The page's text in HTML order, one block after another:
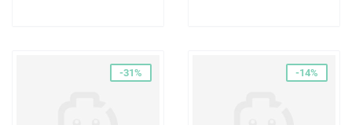
-31% -14%